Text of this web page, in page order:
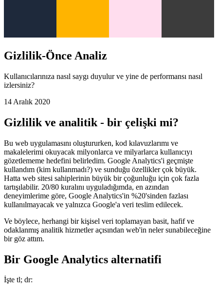
Gizlilik-Önce Analiz
Kullanıcılarınıza nasıl saygı duyulur ve yine de performansı nasıl
14 Aralık 2020
Gizlilik ve analitik - bir çelişki mi?
Bu web uygulamasını oluştururken, kod kılavuzlarımı ve
makalelerimi okuyacak milyonlarca ve milyarlarca kullanıcıyı
gözetlememe hedefini belirledim. Google Analytics'i geçmişte
kullandım (kim kullanmadı?) ve sunduğu özellikler çok büyük.
Hatta web sitesi sahiplerinin büyük bir çoğunluğu için çok fazla
deneyimlerime göre, Google Analytics'in %20'sinden fazlası
kullanılmayacak ve yalnızca Google'a veri teslim edilecek.
odaklanmış analitik hizmetler açısından web'in neler sunabileceğine
bir göz attım.
Bir Google Analytics alternatifi